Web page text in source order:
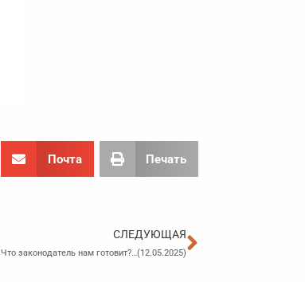
Почта Печать
СЛЕДУЮЩАЯ
Что законодатель нам готовит?…(12.05.2025)